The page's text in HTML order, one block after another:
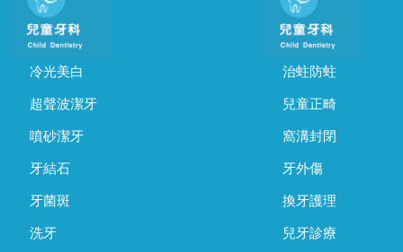
冷光美白
超聲波潔牙
噴砂潔牙
牙結石
牙菌斑
洗牙
治蛀防蛀
兒童正畸
窩溝封閉
牙外傷
換牙護理
兒牙診療